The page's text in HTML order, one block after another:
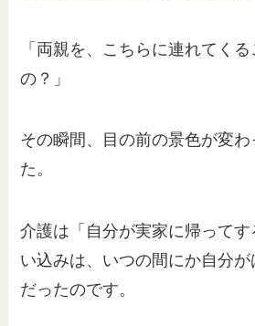
「両親を、こちらに連れてく
の？」
その瞬間、目の前の景色が変わ
た。
介護は「自分が実家に帰って
い込みは、いつの間にか自分
だったのです。